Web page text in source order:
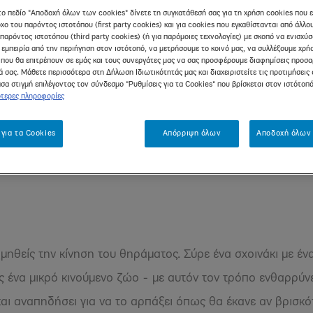
σου είναι ένας τρόπος
είναι ένας απλός και διασκεδαστικός τρόπος να
που μοιράζεστε. Δες μερικά παιχνίδια που σου
την κίνηση του θηράματος. Σύρε ένα σχοινάκι με
μικρό κινούμενο ζώο - με αυτόν τον τρόπο
αναπηδήσει για να το αρπάξει όπως θα έκανε αν
πεδίο "Αποδοχή όλων των cookies" δίνετε τη συγκατάθεσή σας για τη χρήση cookies που
του παρόντος ιστοτόπου (first party cookies) και για cookies που εγκαθίστανται από
ιστοτόπου (third party cookies) (ή για παρόμοιες τεχνολογίες) με σκοπό να
από την περιήγηση στον ιστότοπό, να μετρήσουμε το κοινό μας, να συλλέξουμε
θα επιτρέπουν σε εμάς και τους συνεργάτες μας να σας προσφέρουμε διαφημίσεις
σας. Μάθετε περισσότερα στη Δήλωση Ιδιωτικότητάς μας και διαχειριστείτε τις προτιμήσεις
στιγμή επιλέγοντας τον σύνδεσμο "Ρυθμίσεις για τα Cookies" που βρίσκεται στον ιστότοπό
πληροφορίες
Απόρριψη όλων Αποδοχή
για τα Cookies